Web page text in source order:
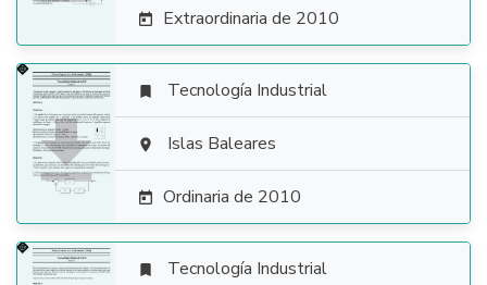
 Extraordinaria de 2010

 Tecnología Industrial
 Islas Baleares
 Ordinaria de 2010
 Tecnología Industrial